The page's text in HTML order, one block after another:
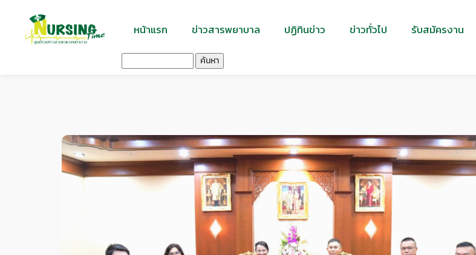
หน้าแรก ข่าวสารพยาบาล ปฏิทินข่าว ข่าวทั่วไป รับสมัครงาน
ค้นหา